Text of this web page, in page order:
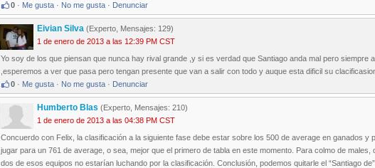
0 · Me gusta · No me gusta · Denunciar
Eivian Silva (Experto, Mensajes: 129)
1 de enero de 2013 a las 12:39 PM CST
Yo soy de los que piensan que nunca hay rival grande ,y si es verdad que Santiago anda mal pero siempre
,esperemos a ver que pasa pero tengan presente que van a salir con todo y auque esta dificil su
0 · Me gusta · No me gusta · Denunciar
Humberto Blas (Experto, Mensajes: 210)
1 de enero de 2013 a las 04:38 PM CST
Concuerdo con Felix, la clasificación a la siguiente fase debe estar sobre los 500 de average en ganados y
jugar para un 761 de average, o sea, mejor que el primero de tabla en este momento. Para colmo de
dos de esos equipos no estarían luchando por la clasificación. Conclusión, podemos quitarle el “Santiago